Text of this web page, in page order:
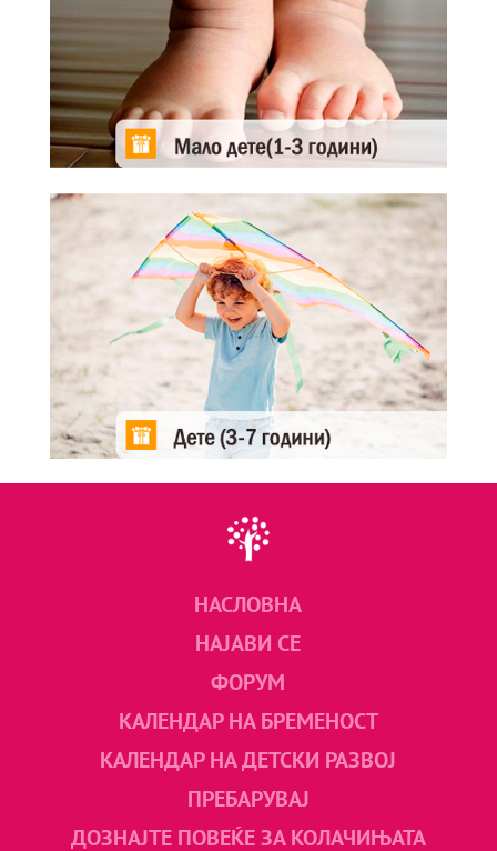
НАСЛОВНА
НАЈАВИ СЕ
ФОРУМ
КАЛЕНДАР НА БРЕМЕНОСТ
КАЛЕНДАР НА ДЕТСКИ РАЗВОЈ
ПРЕБАРУВАЈ
ДОЗНАЈТЕ ПОВЕЌЕ ЗА КОЛАЧИЊАТА